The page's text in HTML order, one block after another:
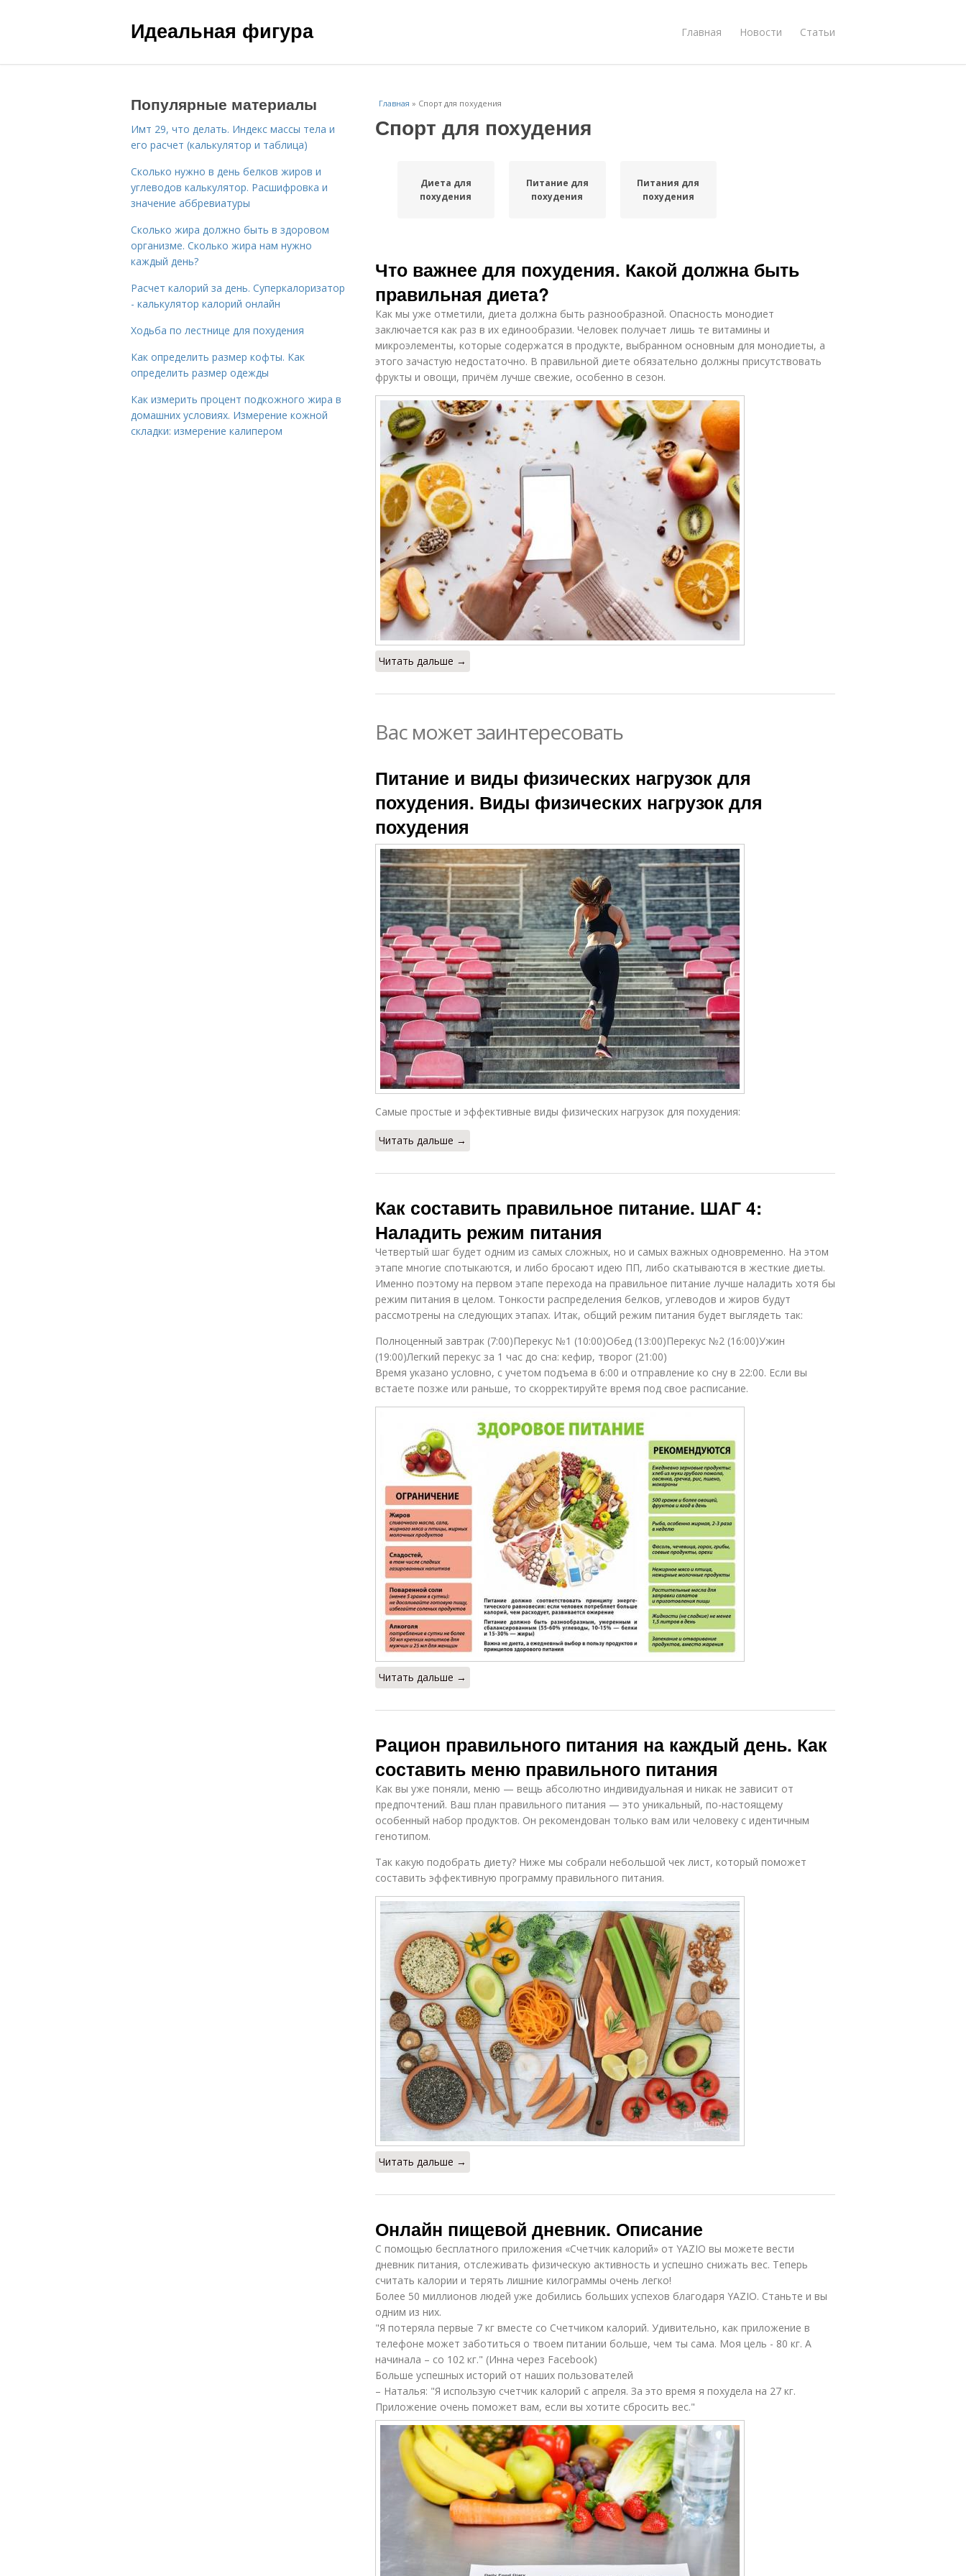
Идеальная фигура Главная Новости Статьи
Главная » Спорт для похудения
Спорт для похудения
Диета для
похудения
Питание для
похудения
Питания для
похудения
Что важнее для похудения. Какой должна быть
правильная диета?
Как мы уже отметили, диета должна быть разнообразной. Опасность монодиет
заключается как раз в их единообразии. Человек получает лишь те витамины и
микроэлементы, которые содержатся в продукте, выбранном основным для монодиеты, а
этого зачастую недостаточно. В правильной диете обязательно должны присутствовать
фрукты и овощи, причём лучше свежие, особенно в сезон.
Читать дальше →
Вас может заинтересовать
Питание и виды физических нагрузок для
похудения. Виды физических нагрузок для
похудения
Самые простые и эффективные виды физических нагрузок для похудения:
Читать дальше →
Как составить правильное питание. ШАГ 4:
Наладить режим питания
Четвертый шаг будет одним из самых сложных, но и самых важных одновременно. На этом
этапе многие спотыкаются, и либо бросают идею ПП, либо скатываются в жесткие диеты.
Именно поэтому на первом этапе перехода на правильное питание лучше наладить хотя бы
режим питания в целом. Тонкости распределения белков, углеводов и жиров будут
рассмотрены на следующих этапах. Итак, общий режим питания будет выглядеть так:
Полноценный завтрак (7:00)Перекус №1 (10:00)Обед (13:00)Перекус №2 (16:00)Ужин
(19:00)Легкий перекус за 1 час до сна: кефир, творог (21:00)
Время указано условно, с учетом подъема в 6:00 и отправление ко сну в 22:00. Если вы
встаете позже или раньше, то скорректируйте время под свое расписание.
Читать дальше →
Рацион правильного питания на каждый день. Как
составить меню правильного питания
Как вы уже поняли, меню — вещь абсолютно индивидуальная и никак не зависит от
предпочтений. Ваш план правильного питания — это уникальный, по-настоящему
особенный набор продуктов. Он рекомендован только вам или человеку с идентичным
генотипом.
Так какую подобрать диету? Ниже мы собрали небольшой чек лист, который поможет
составить эффективную программу правильного питания.
Читать дальше →
Онлайн пищевой дневник. Описание
С помощью бесплатного приложения «Счетчик калорий» от YAZIO вы можете вести
дневник питания, отслеживать физическую активность и успешно снижать вес. Теперь
считать калории и терять лишние килограммы очень легко!
Более 50 миллионов людей уже добились больших успехов благодаря YAZIO. Станьте и вы
одним из них.
"Я потеряла первые 7 кг вместе со Счетчиком калорий. Удивительно, как приложение в
телефоне может заботиться о твоем питании больше, чем ты сама. Моя цель - 80 кг. А
начинала – со 102 кг." (Инна через Facebook)
Больше успешных историй от наших пользователей
– Наталья: "Я использую счетчик калорий с апреля. За это время я похудела на 27 кг.
Приложение очень поможет вам, если вы хотите сбросить вес."
Популярные материалы
Имт 29, что делать. Индекс массы тела и
его расчет (калькулятор и таблица)
Сколько нужно в день белков жиров и
углеводов калькулятор. Расшифровка и
значение аббревиатуры
Сколько жира должно быть в здоровом
организме. Сколько жира нам нужно
каждый день?
Расчет калорий за день. Суперкалоризатор
- калькулятор калорий онлайн
Ходьба по лестнице для похудения
Как определить размер кофты. Как
определить размер одежды
Как измерить процент подкожного жира в
домашних условиях. Измерение кожной
складки: измерение калипером